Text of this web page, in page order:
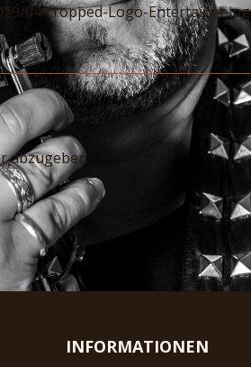
04/cropped-Logo-Entertainer.jpg
abzugeben.
INFORMATIONEN